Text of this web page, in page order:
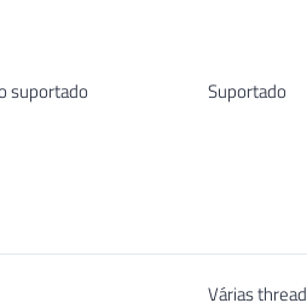
suportado Suportado
Várias